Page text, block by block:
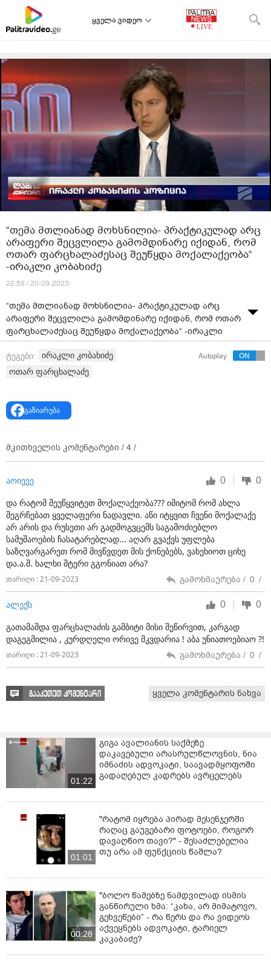
ყველა ვიდეო
“თემა მთლიანად მოხსნილია- პრაქტიკულად არც
არაფერი შეცვლილა გამომდინარე იქიდან, რომ
ოთარ ფარცხალაძესაც შეუწყდა მოქალაქეობა“
-ირაკლი კობახიძე
22:59 / 20-09-2023
“თემა მთლიანად მოხსნილია- პრაქტიკულად არც
არაფერი შეცვლილა გამომდინარე იქიდან, რომ ოთარ
ფარცხალაძესაც შეუწყდა მოქალაქეობა“ -ირაკლი
კობახიძე
ვიდეო: რუსთავი 2
ტეგები:
ირაკლი კობახიძე
ოთარ ფარცხალაძე
Autoplay
გაზიარება
მკითხველის კომენტარები / 4 /
აოიეეე 0 0
და რატომ შეუწყვიტეთ მოქალაქეობა??? იმიტომ რომ ახლა
შეგრჩებათ ყველაფერი ნადავლი. აწი იტყვით ჩვენი მოქალაქე
არ არის და რუსეთი არ გადმოგვცემს საგამოძიებლო
სამუშაოების ჩასატარებლად... აღარ გვაქვს უფლება
საზღვარგარეთ რომ მივწვდეთ მის ქონებებს, ვახეხიოთ ციხე
და.ა.შ. ხალხი შტერი გგონიათ არა?
თარიღი : 21-09-2023 გამოხმაურება / 0 /
ალექს 0 0
გათამაშდა ფარცხალაძის გამბიტი მისი შეწირვით, კარგად
დაგეგმილია , კურდღელი ორივე მკვდარია ! აბა უნიათოებიაო ?!
თარიღი : 21-09-2023 გამოხმაურება / 0 /
გააკეთეთ კომენტარი ყველა კომენტარის ნახვა
01:22
გიგა ავალიანის საქმეზე
დაკავებული არასრულწლოვნის, ნია
იმნაძის ადვოკატი, საავადმყოფოში
გადაღებულ კადრებს ავრცელებს
01:01
"რატომ იყრება პირად მესენჯერში
რაღაც გაუგებარი ფოტოები, როგორ
დავაღწიო თავი?" - შესაძლებელია
თუ არა ამ ფუნქციის წაშლა?
00:28
"ბოლო წამებზე ნამდვილად ისმის
განწირული ხმა: “კახა, არ მიმატოვო,
გეხვეწები” - რა წერს და რა ვიდეოს
აქვეყნებს ადვოკატი, ტარიელ
კაკაბაძე?